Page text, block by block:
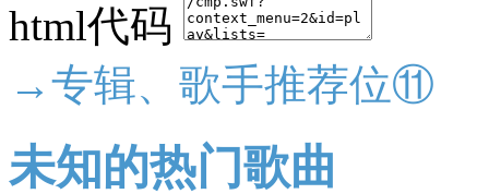
html代码
→专辑、歌手推荐位⑪
未知的热门歌曲